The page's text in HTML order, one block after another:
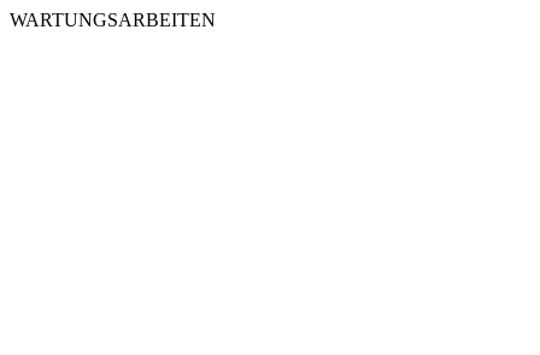
WARTUNGSARBEITEN